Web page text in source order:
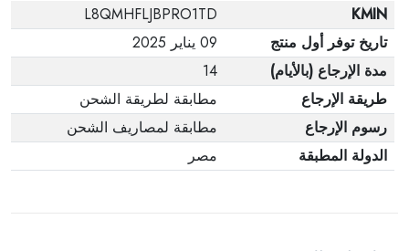
KMIN
L8QMHFLJBPRO1TD
تاريخ توفر أول منتج
09 يناير 2025
مدة الإرجاع (بالأيام)
14
طريقة الإرجاع
مطابقة لطريقة الشحن
رسوم الإرجاع
مطابقة لمصاريف الشحن
الدولة المطبقة
مصر